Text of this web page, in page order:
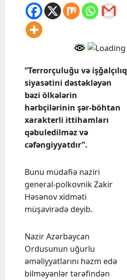
“Terrorçuluğu və işğalçılıq
siyasətini dəstəkləyən
bəzi ölkələrin
hərbçilərinin şər-böhtan
xarakterli ittihamları
qəbuledilməz və
cəfəngiyyatdır”.
Bunu müdafiə naziri
general-polkovnik Zakir
Həsənov xidməti
müşavirədə deyib.
Nazir Azərbaycan
Ordusunun uğurlu
əməliyyatlarını həzm edə
bilməyənlər tərəfindən